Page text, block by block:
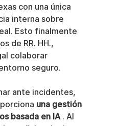
con una única
interna sobre
Esto finalmente
de RR. HH.,
colaborar
seguro.
ante incidentes,
una gestión
basada en IA . Al